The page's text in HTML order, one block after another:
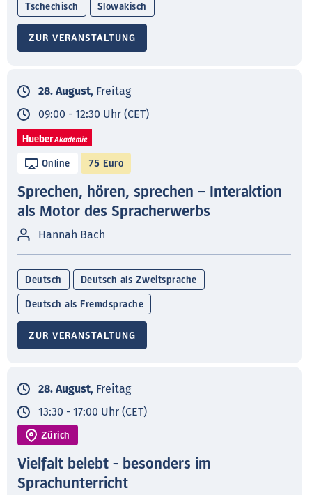
Tschechisch Slowakisch
ZUR VERANSTALTUNG
28. August, Freitag
09:00 - 12:30 Uhr (CET)
Online 75 Euro
Sprechen, hören, sprechen – Interaktion
als Motor des Spracherwerbs
Hannah Bach
Deutsch Deutsch als Zweitsprache
Deutsch als Fremdsprache
ZUR VERANSTALTUNG
28. August, Freitag
13:30 - 17:00 Uhr (CET)
Zürich
Vielfalt belebt - besonders im
Sprachunterricht